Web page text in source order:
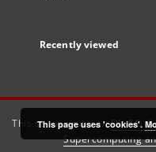
Recently viewed
This service runs onDInGO
Supercomputing
This page uses 'cookies'.